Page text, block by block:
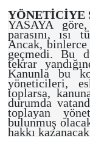
YÖNETİCİYE
YASAYA
parasını, ısı
Ancak,
geçmedi. Bu
tekrar
Kanunla bu
yöneticileri,
toplarsa,
durumda
toplayan
bulunmuş
hakkı